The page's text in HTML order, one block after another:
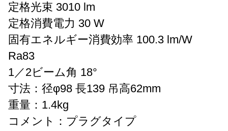
定格光束 3010 lm
定格消費電力 30 W
固有エネルギー消費効率 100.3 lm/W
Ra83
1／2ビーム角 18°
寸法：径φ98 長139 吊高62mm
重量：1.4kg
コメント：プラグタイプ